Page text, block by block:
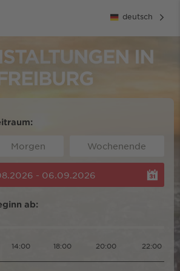
deutsch
IN
Morgen Wochenende
- 06.09.2026
ab:
14:00 18:00 20:00 22:00